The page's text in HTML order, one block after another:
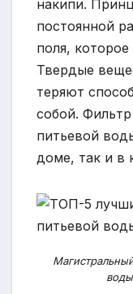
накипи.
постоянной
поля,
Твердые
теряют
собой.
питьевой
доме, так и в